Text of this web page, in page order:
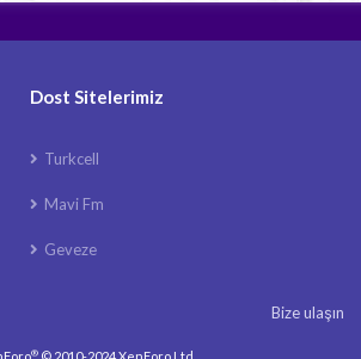
Dost Sitelerimiz
Turkcell
Mavi Fm
Geveze
Bize ulaşın
®